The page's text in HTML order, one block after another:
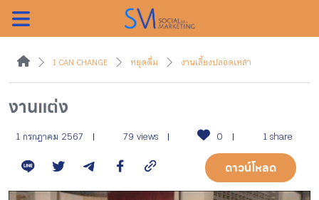
ค้นหา
หน้าแรกแคมเปญ
บทความแนะนำ
I CAN CHANGE หยุดดื่ม งานเลี้ยงปลอดเหล้า
งานแต่ง
1 กรกฎาคม 2567 79 views 0 1 share
ดาวน์โหลด